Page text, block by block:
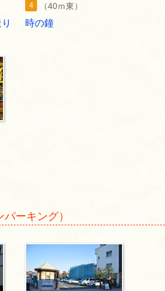
4 （40ｍ東）
時の鐘
ーキング）